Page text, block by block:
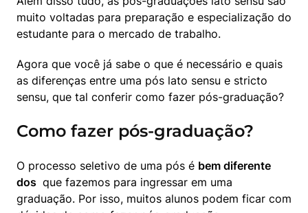
muito voltadas para preparação e especialização do
estudante para o mercado de trabalho.
Agora que você já sabe o que é necessário e quais
as diferenças entre uma pós lato sensu e stricto
sensu, que tal conferir como fazer pós-graduação?
Como fazer pós-graduação?
O processo seletivo de uma pós é bem diferente
dos que fazemos para ingressar em uma
graduação. Por isso, muitos alunos podem ficar com